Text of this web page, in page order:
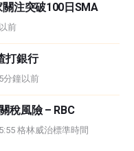
注突破100日SMA
前
打銀行
分鐘以前
稅風險 – RBC
格林威治標準時間